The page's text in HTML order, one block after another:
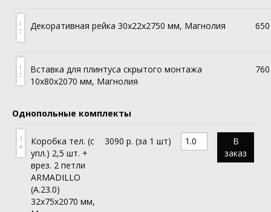
Декоративная рейка 30х22x2750 мм, Магнолия
Вставка для плинтуса скрытого монтажа
10x80x2070 мм, Магнолия
Однопольные комплекты
Коробка тел. (с
упл.) 2,5 шт. +
врез. 2 петли
ARMADILLO
(A.23.0)
32х75x2070 мм,
3090 р. (за 1 шт)
В
заказ